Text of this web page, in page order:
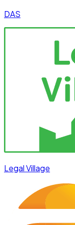
DAS
Legal Village